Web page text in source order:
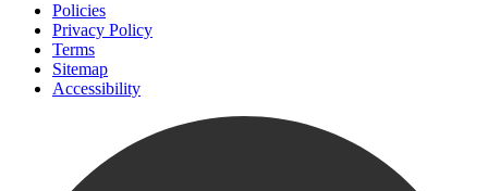
Policies
Privacy Policy
Terms
Sitemap
Accessibility